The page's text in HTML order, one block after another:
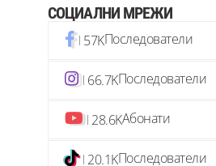
СОЦИАЛНИ МРЕЖИ
57KПоследователи
66.7KПоследователи
28.6KАбонати
20.1KПоследователи